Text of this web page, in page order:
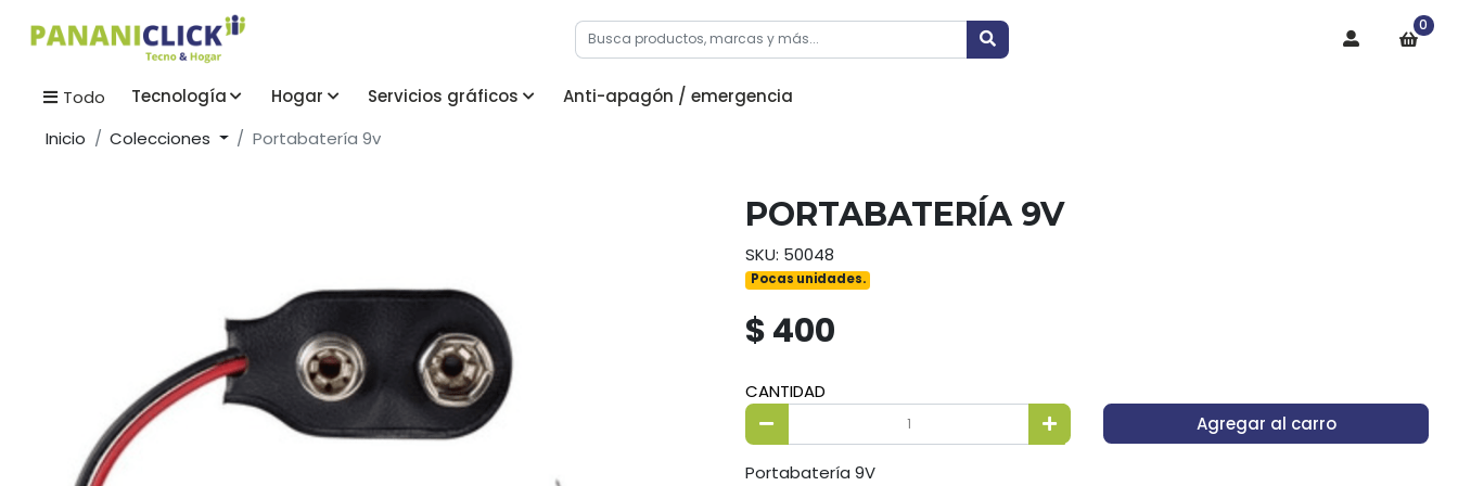
0
Todo Tecnología Hogar Servicios gráficos
Anti-apagón / emergencia
Inicio
Colecciones Portabatería 9v
PORTABATERÍA 9V
SKU: 50048
Pocas unidades.
$ 400
CANTIDAD
Agregar al carro
Portabatería 9V